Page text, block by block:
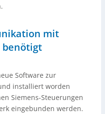
mit
benötigt
Software zur
installiert worden
Siemens-Steuerungen
eingebunden werden.